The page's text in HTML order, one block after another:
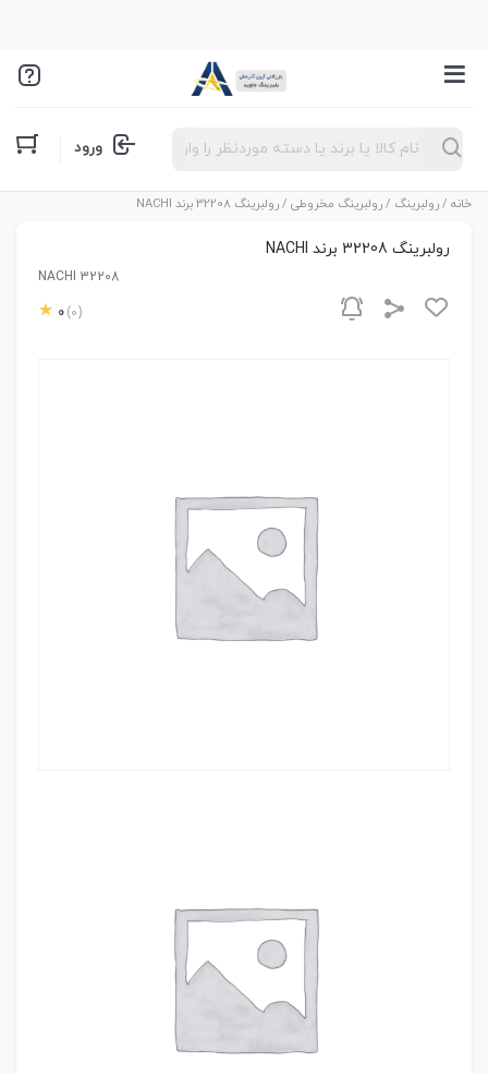
Products
search ورود
خانه /رولبرینگ /رولبرینگ مخروطی / رولبرینگ 32208 برند NACHI
رولبرینگ 32208 برند NACHI
NACHI 32208
0 (0)